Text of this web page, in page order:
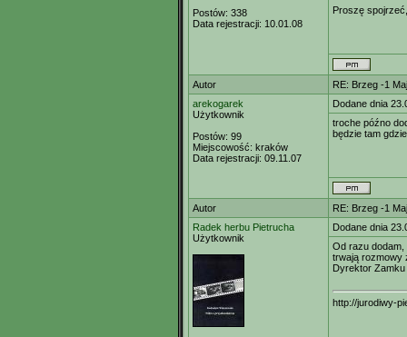
Postów: 338
Data rejestracji: 10.01.08
Proszę
Autor
RE: Brzeg -1
arekogarek
Użytkownik
Postów: 99
Miejscowość: kraków
Data rejestracji: 09.11.07
Dodane dnia
troche późno
będzie tam
Autor
RE: Brzeg -1
Radek herbu Pietrucha
Użytkownik
Dodane dnia
Od razu
trwają rozmowy
Dyrektor
http://jurodiwy-